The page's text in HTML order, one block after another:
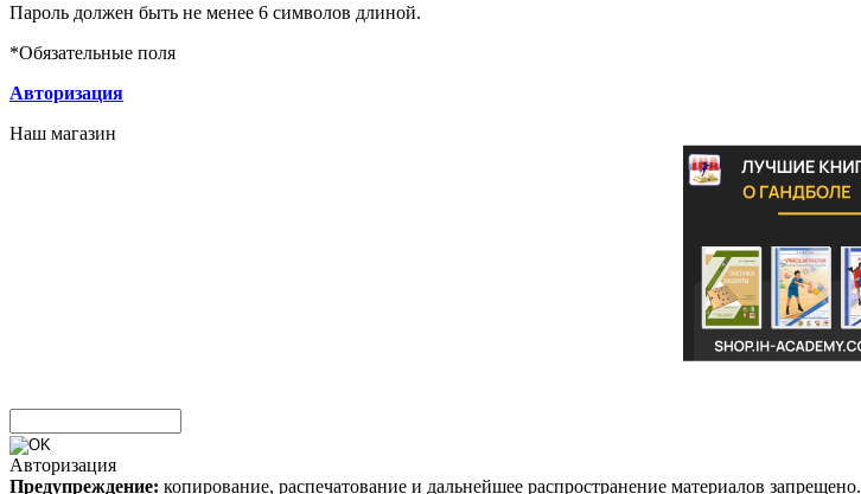
Пароль должен быть не менее 6 символов длиной.
*Обязательные поля
Авторизация
Наш магазин
Авторизация
Предупреждение: копирование, распечатование и дальнейшее распространение материалов запрещено.